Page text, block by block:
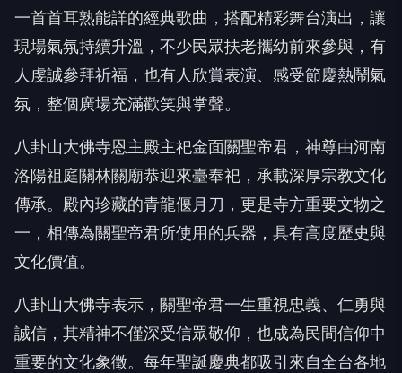
一首首耳熟能詳的經典歌曲，搭配精彩舞台演出，讓
現場氣氛持續升溫，不少民眾扶老攜幼前來參與，有
人虔誠參拜祈福，也有人欣賞表演、感受節慶熱鬧氣
氛，整個廣場充滿歡笑與掌聲。
八卦山大佛寺恩主殿主祀金面關聖帝君，神尊由河南
洛陽祖庭關林關廟恭迎來臺奉祀，承載深厚宗教文化
傳承。殿內珍藏的青龍偃月刀，更是寺方重要文物之
一，相傳為關聖帝君所使用的兵器，具有高度歷史與
文化價值。
八卦山大佛寺表示，關聖帝君一生重視忠義、仁勇與
誠信，其精神不僅深受信眾敬仰，也成為民間信仰中
重要的文化象徵。每年聖誕慶典都吸引來自全台各地